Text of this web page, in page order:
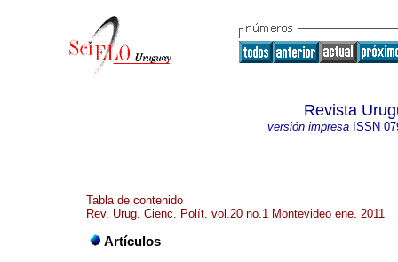
Revista
versión impresaISSN
Tabla de contenido
Rev. Urug. Cienc. Polít. vol.20 no.1 Montevideo ene. 2011
Artículos